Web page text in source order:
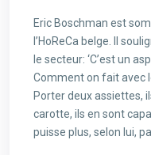
Eric Boschman est
l’HoReCa belge. Il
le secteur: ‘C’est un
Comment on fait avec
Porter deux assiettes,
carotte, ils en sont
puisse plus, selon lui,